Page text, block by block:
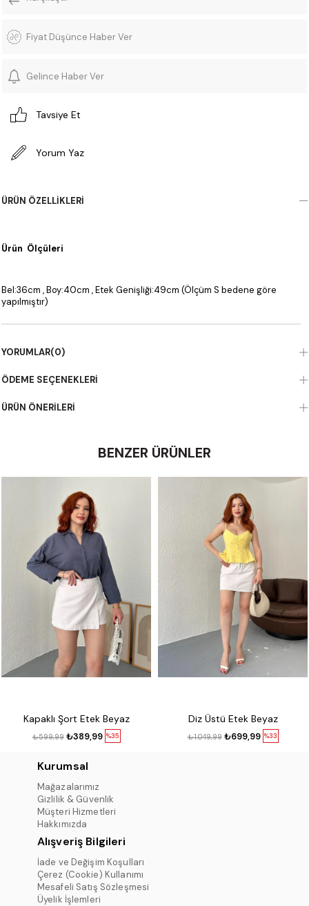
Fiyat Düşünce Haber Ver
Gelince Haber Ver
Tavsiye Et
Yorum Yaz
ÜRÜN ÖZELLIKLERI
Ürün Ölçüleri
Bel:36cm , Boy:40cm , Etek Genişliği:49cm (Ölçüm S bedene göre
yapılmıştır)
YORUMLAR(0)
ÖDEME SEÇENEKLERI
ÜRÜN ÖNERILERI
BENZER ÜRÜNLER
Kapaklı Şort Etek Beyaz
%35
₺389,99
₺599,99
Diz Üstü Etek Beyaz
%33
₺699,99
₺1.049,99
Kurumsal
Mağazalarımız
Gizlilik & Güvenlik
Müşteri Hizmetleri
Hakkımızda
Alışveriş Bilgileri
İade ve Değişim Koşulları
Çerez (Cookie) Kullanımı
Mesafeli Satış Sözleşmesi
Üyelik İşlemleri